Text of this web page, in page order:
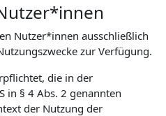
Nutzer*innen ausschließlich
zur Verfügung.
die in der
in § 4 Abs. 2 genannten
der Nutzung der